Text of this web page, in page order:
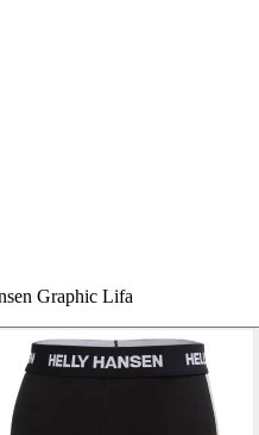
Graphic Lifa